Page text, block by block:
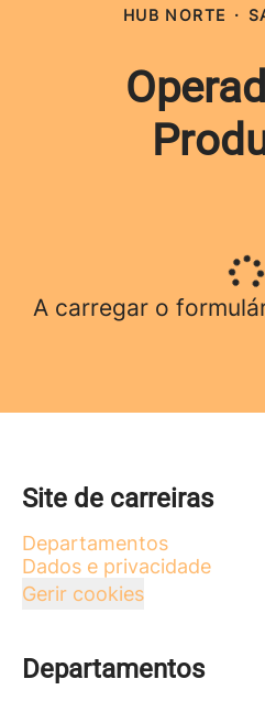
HUB NORTE ·
A carregar o
Site de carreiras
Departamentos
Dados e privacidade
Gerir cookies
Departamentos